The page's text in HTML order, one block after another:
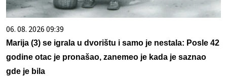
06. 08. 2026 09:39
Marija (3) se igrala u dvorištu i samo je nestala: Posle 42
godine otac je pronašao, zanemeo je kada je saznao
gde je bila